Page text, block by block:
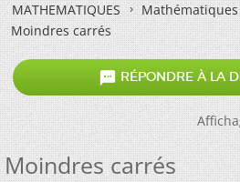
MATHEMATIQUES
Moindres carrés
 RÉPONDRE À LA
Moindres carrés